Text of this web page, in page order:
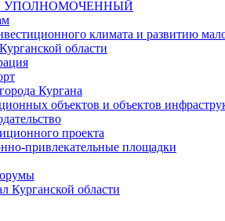
климата и развитию
области
Кургана
объектов и объектов
проекта
привлекательные площадки
Курганской области